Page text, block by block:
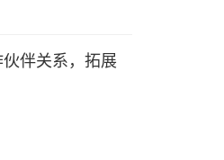
伴关系，拓展